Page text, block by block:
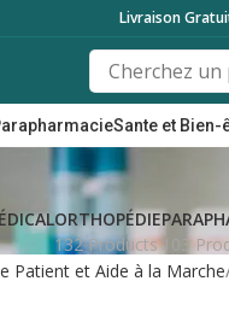
Livraison
Sante et Bien-
ORTHOPÉDIE
132 Products103
Patient et Aide à la Marche